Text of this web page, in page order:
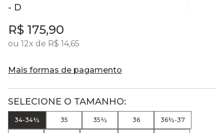
- D
R$ 175,90
ou 12x de R$ 14,65
Mais formas de pagamento
34-34½ 35 35½ 36 36½-37